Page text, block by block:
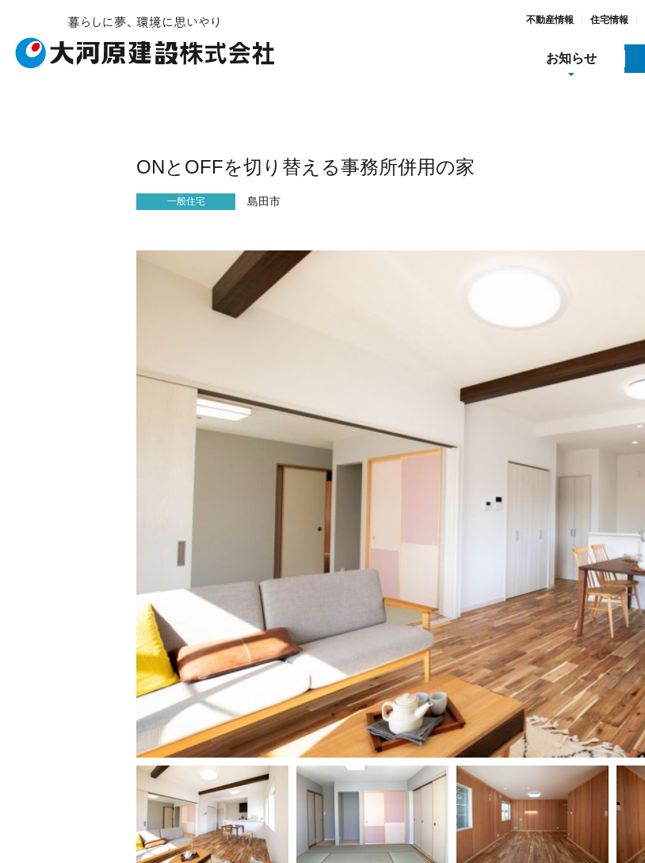
不動産情報 住宅情報
お知らせ
社会貢献
ONとOFFを切り替える事務所併用の家
一般住宅 島田市